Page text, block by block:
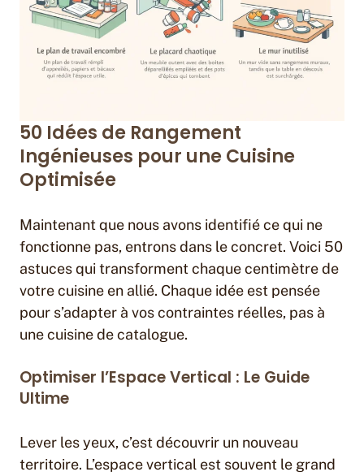
50 Idées de Rangement
Ingénieuses pour une Cuisine
Optimisée
Maintenant que nous avons identifié ce qui ne
fonctionne pas, entrons dans le concret. Voici 50
astuces qui transforment chaque centimètre de
votre cuisine en allié. Chaque idée est pensée
pour s’adapter à vos contraintes réelles, pas à
une cuisine de catalogue.
Optimiser l’Espace Vertical : Le Guide
Ultime
Lever les yeux, c’est découvrir un nouveau
territoire. L’espace vertical est souvent le grand